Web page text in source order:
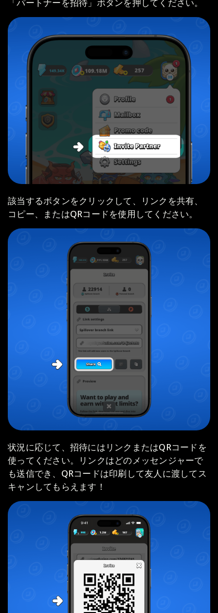
該当するボタンをクリックして、リンクを共有、
コピー、またはQRコードを使用してください。
状況に応じて、招待にはリンクまたはQRコードを
使ってください。リンクはどのメッセンジャーで
も送信でき、QRコードは印刷して友人に渡してス
キャンしてもらえます！